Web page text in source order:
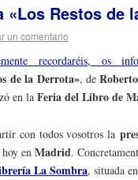
Restos de
un comentario
recordaréis, os
de la Derrota», de
en la Feria del Libro de
con todos vosotros la
hoy enMadrid.
La Sombra, situada